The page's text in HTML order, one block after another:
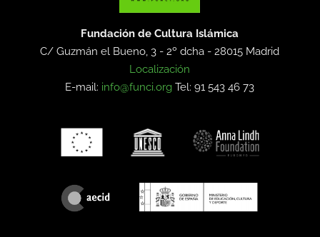
Fundación de Cultura Islámica
C/ Guzmán el Bueno, 3 - 2º dcha -28015 Madrid
Localización
E-mail: info@funci.org Tel: 91 543 46 73